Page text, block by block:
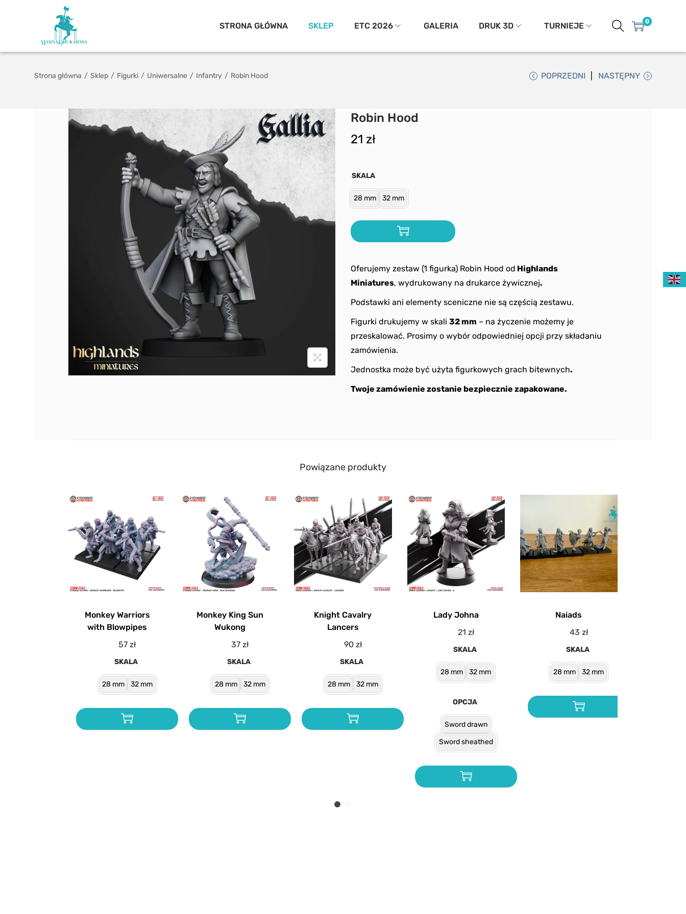
STRONA GŁÓWNA SKLEP ETC 2026 GALERIA DRUK 3D TURNIEJE 0
Strona główna / Sklep / Figurki / Uniwersalne / Infantry / Robin Hood POPRZEDNI NASTĘPNY
Robin Hood
21 zł
Oferujemy zestaw (1 figurka) Robin Hood od Highlands
Miniatures, wydrukowany na drukarce żywicznej.
Podstawki ani elementy sceniczne nie są częścią zestawu.
Figurki drukujemy w skali 32 mm – na życzenie możemy je
przeskalować. Prosimy o wybór odpowiedniej opcji przy składaniu
zamówienia.
Jednostka może być użyta figurkowych grach bitewnych.
Twoje zamówienie zostanie bezpiecznie zapakowane.
SKALA
28 mm 32 mm
Powiązane produkty
Monkey Warriors
with Blowpipes
57zł
SKALA
28 mm 32 mm
Monkey King Sun
Wukong
37zł
SKALA
28 mm 32 mm
Knight Cavalry
Lancers
90 zł
SKALA
28 mm 32 mm
Lady Johna
21 zł
SKALA
28 mm 32 mm
OPCJA
Sword drawn
Sword sheathed
Naiads
43 zł
SKALA
28 mm 32 mm